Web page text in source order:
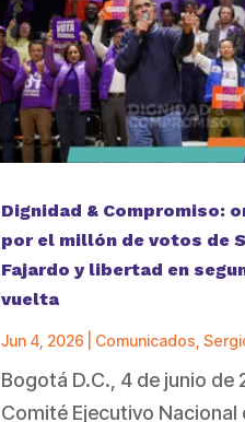
Dignidad & Compromiso:
por el millón de votos de
Fajardo y libertad en
vuelta
Jun 4, 2026 Comunicados
Bogotá D.C., 4 de junio de
Comité Ejecutivo Nacional